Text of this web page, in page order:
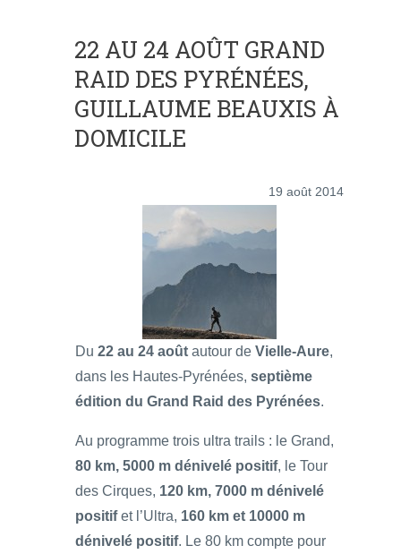
22 AU 24 AOÛT GRAND
RAID DES PYRÉNÉES,
GUILLAUME BEAUXIS À
DOMICILE
19 août 2014
Du 22 au 24 août autour de Vielle-Aure,
dans les Hautes-Pyrénées, septième
édition du Grand Raid des Pyrénées.
Au programme trois ultra trails : le Grand,
80 km, 5000 m dénivelé positif, le Tour
des Cirques, 120 km, 7000 m dénivelé
positifet l’Ultra, 160 km et 10000 m
dénivelé positif. Le 80 km compte pour